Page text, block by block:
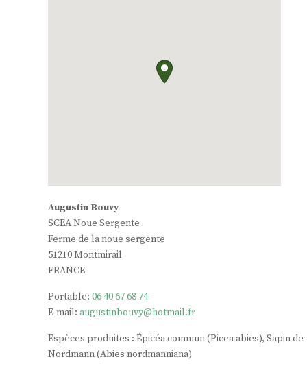
Augustin Bouvy
SCEA Noue Sergente
Ferme de la noue sergente
51210Montmirail
FRANCE
Portable: 06 40 67 68 74
E-mail: augustinbouvy@hotmail.fr
Espèces produites : Épicéa commun (Picea abies), Sapin de
Nordmann (Abies nordmanniana)